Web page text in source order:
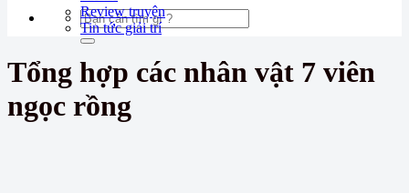
Review truyện
Tin tức giải trí
Tổng hợp các nhân vật 7 viên
ngọc rồng